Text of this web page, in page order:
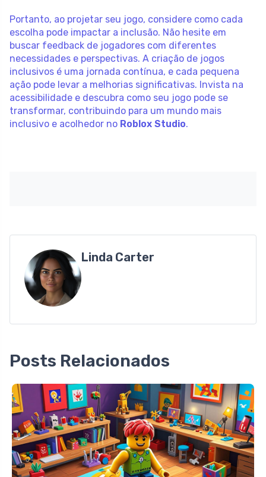
Portanto, ao projetar seu jogo, considere como cada
escolha pode impactar a inclusão. Não hesite em
buscar feedback de jogadores com diferentes
necessidades e perspectivas. A criação de jogos
inclusivos é uma jornada contínua, e cada pequena
ação pode levar a melhorias significativas. Invista na
acessibilidade e descubra como seu jogo pode se
transformar, contribuindo para um mundo mais
inclusivo e acolhedor no Roblox Studio.
Linda Carter
Posts Relacionados